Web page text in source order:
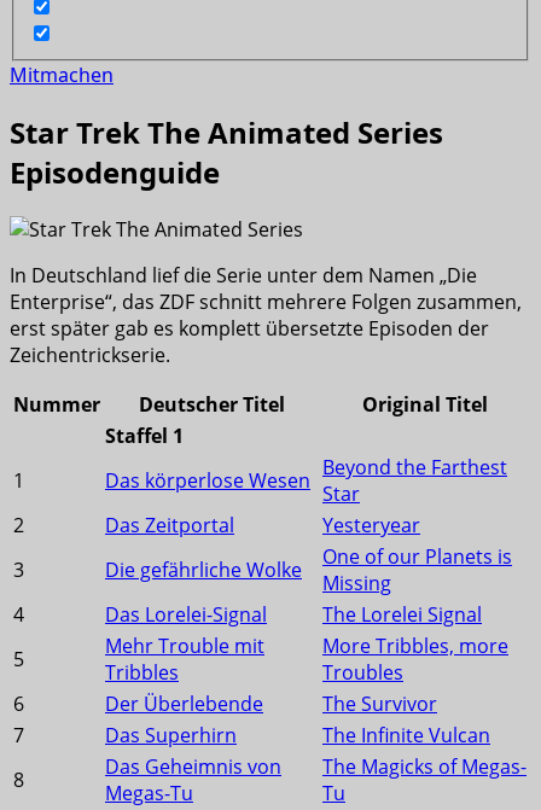
Mitmachen
Star Trek The Animated Series
Episodenguide
In Deutschland lief die Serie unter dem Namen „Die
Enterprise“, das ZDF schnitt mehrere Folgen zusammen,
erst später gab es komplett übersetzte Episoden der
Zeichentrickserie.
Nummer
Deutscher Titel
Original Titel
Staffel 1
1
Das körperlose Wesen Beyond the Farthest
Star
2
Das Zeitportal
Yesteryear
3
Die gefährliche Wolke
One of our Planets is
Missing
4
Das Lorelei-Signal
The Lorelei Signal
5
Mehr Trouble mit
Tribbles
More Tribbles, more
Troubles
6
Der Überlebende
The Survivor
7
Das Superhirn
The Infinite Vulcan
8
Das Geheimnis von
Megas-Tu
The Magicks of Megas-
Tu